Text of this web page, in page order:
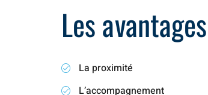
Les
La proximité
L’accompagnement